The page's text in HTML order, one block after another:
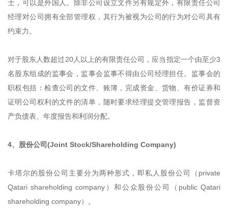
士，可以是外国人。除非公司设立文件另有规定外，有限责任公司
经理对公司拥有全部管理权，其行为被视为公司的行为对公司具有
约束力。
对于股东人数超过20人以上的有限责任公司，应当指定一个由至少3
名股东组成的监事会，监事会监事不得由公司经理担任。监事会的
职权包括：检查公司的文件、账簿，完成资金、货物、有价证券和
证明公司权利的文件的清单，随时要求经理提交管理报告，监督资
产负债表、年度报告和利润分配。
4、股份公司(Joint Stock/Shareholding Company)
卡塔尔的股份公司主要分为两种形式，即私人股份公司（private
Qatari shareholding company）和公众股份公司（public Qatari
shareholding company）。